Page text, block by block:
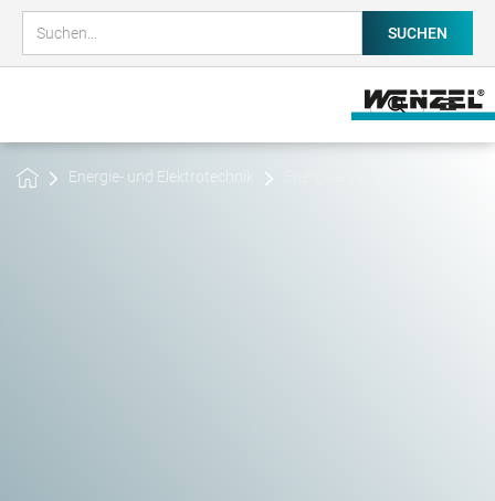
Energie- und Elektrotechnik